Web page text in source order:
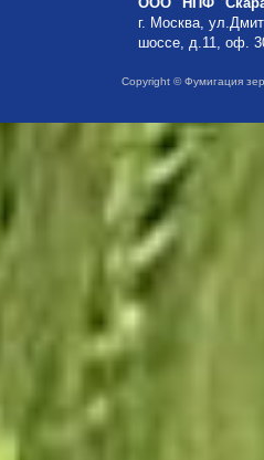
ООО "НПФ
г. Москва,
шоссе, д.11, оф.
Copyright © Фумигация